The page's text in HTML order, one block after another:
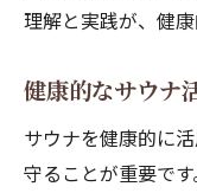
理解と実践が、健
健康的なサウナ
サウナを健康的に
守ることが重要で